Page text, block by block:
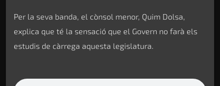
Per la seva banda, el cònsol menor, Quim Dolsa,
explica que té la sensació que el Govern no farà els
estudis de càrrega aquesta legislatura.